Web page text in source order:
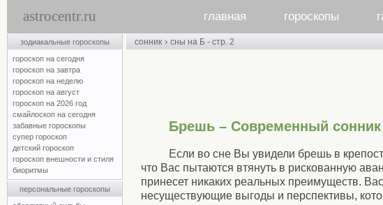
astrocentr.ru главная гороскопы
зодиакальные гороскопы
гороскоп на сегодня
гороскоп на завтра
гороскоп на неделю
гороскоп на август
гороскоп на 2026 год
смайлоскоп на сегодня
забавные гороскопы
супер гороскоп
детский гороскоп
гороскоп внешности и стиля
биоритмы
персональные гороскопы
сонник › сны на Б - стр. 2
Брешь – Современный сонник
Если во сне Вы увидели брешь в
что Вас пытаются втянуть в рискованную
принесет никаких реальных преимуществ.
несуществующие выгоды и перспективы,